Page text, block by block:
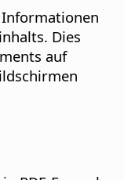
Informationen
Dies
auf